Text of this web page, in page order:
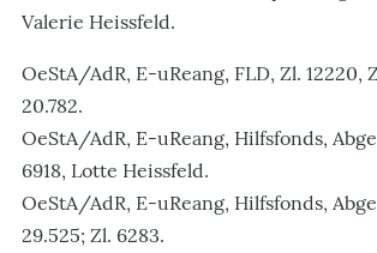
Valerie Heissfeld.
OeStA/AdR, E-uReang, FLD, Zl. 12220,
20.782.
OeStA/AdR, E-uReang, Hilfsfonds,
6918, Lotte Heissfeld.
OeStA/AdR, E-uReang, Hilfsfonds,
29.525; Zl. 6283.